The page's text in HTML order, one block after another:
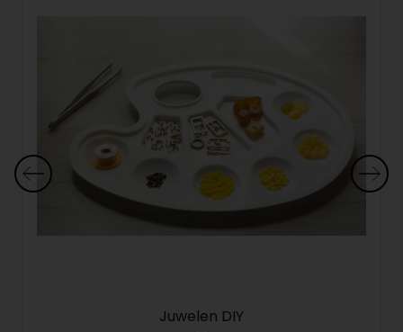
Juwelen DIY